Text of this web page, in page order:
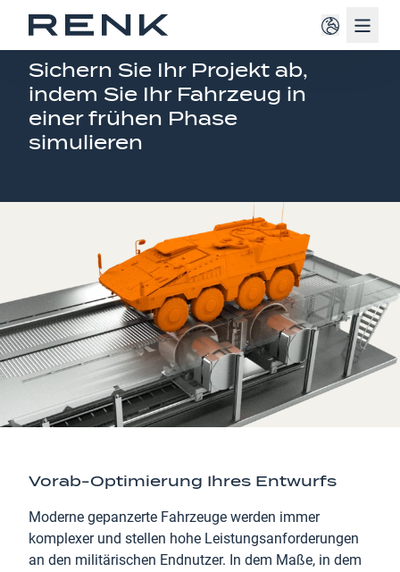
SERVICE FÜR MILITÄRISCHE FAHRZEUGE
Sichern Sie Ihr Projekt ab,
indem Sie Ihr Fahrzeug in
einer frühen Phase
simulieren
Vorab-Optimierung Ihres Entwurfs
Moderne gepanzerte Fahrzeuge werden immer
komplexer und stellen hohe Leistungsanforderungen
an den militärischen Endnutzer. In dem Maße, in dem